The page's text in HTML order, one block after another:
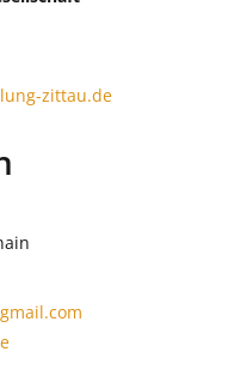
zittau.de